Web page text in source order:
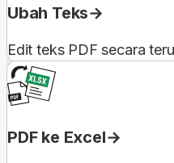
Ubah Teks
Edit teks PDF secara
PDF ke Excel